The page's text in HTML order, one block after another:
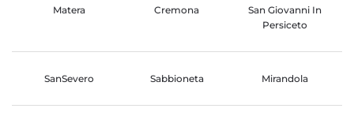
Matera Cremona
San Giovanni In
Persiceto
SanSevero Sabbioneta Mirandola